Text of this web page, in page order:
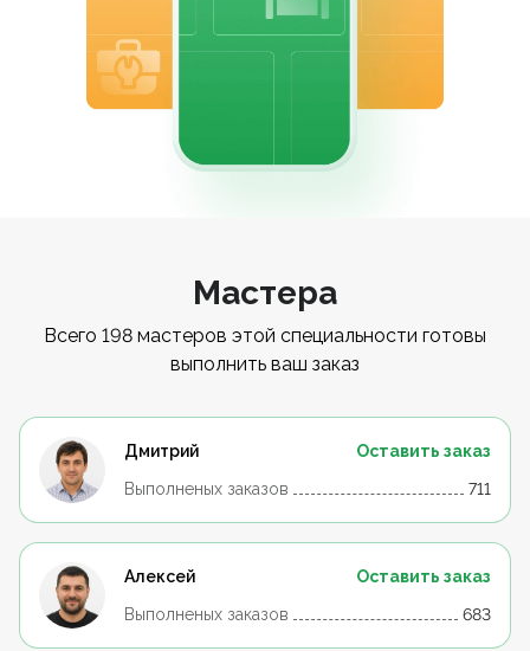
Мастера
Всего 198 мастеров этой специальности готовы
выполнить ваш заказ
Дмитрий
Оставить заказ
Выполненых заказов
711
Алексей
Оставить заказ
Выполненых заказов
683